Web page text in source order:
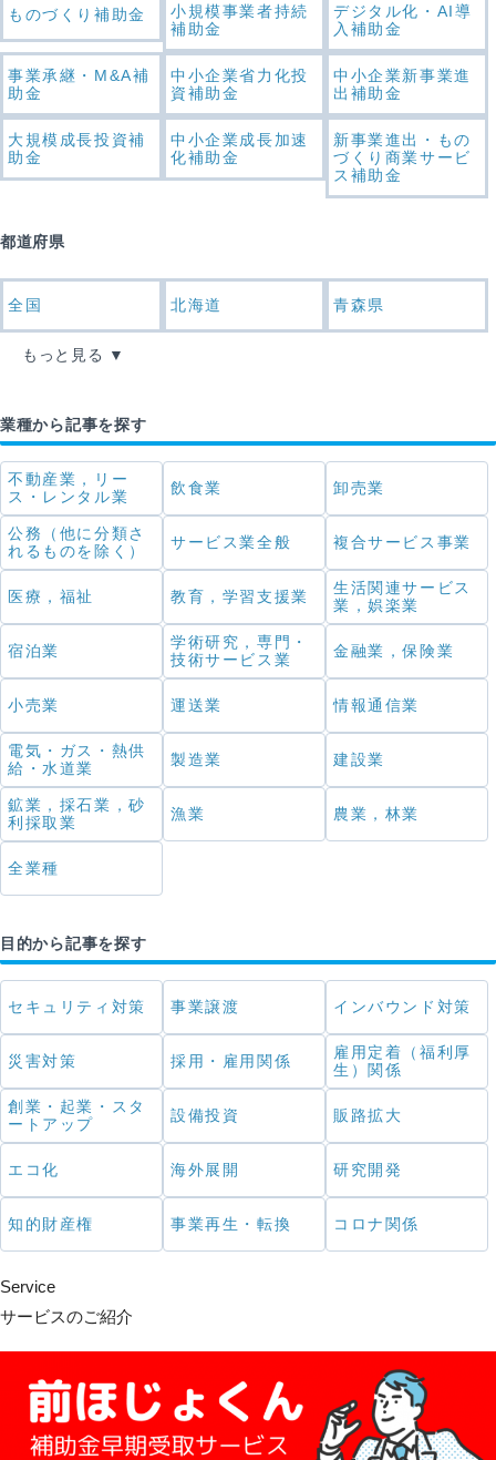
ものづくり補助金
小規模事業者持続
補助金
デジタル化・AI導
入補助金
事業承継・M&A補
助金
中小企業省力化投
資補助金
中小企業新事業進
出補助金
大規模成長投資補
助金
中小企業成長加速
化補助金
新事業進出・もの
づくり商業サービ
ス補助金
都道府県
全国 北海道 青森県
もっと見る
業種から記事を探す
不動産業，リー
ス・レンタル業
飲食業 卸売業
公務（他に分類さ
れるものを除く）
サービス業全般 複合サービス事業
医療，福祉 教育，学習支援業
生活関連サービス
業，娯楽業
宿泊業
学術研究，専門・
技術サービス業
金融業，保険業
小売業 運送業 情報通信業
電気・ガス・熱供
給・水道業
製造業 建設業
鉱業，採石業，砂
利採取業
漁業 農業，林業
全業種
目的から記事を探す
セキュリティ対策 事業譲渡 インバウンド対策
災害対策 採用・雇用関係
雇用定着（福利厚
生）関係
創業・起業・スタ
ートアップ
設備投資 販路拡大
エコ化 海外展開 研究開発
知的財産権 事業再生・転換 コロナ関係
Service
サービスのご紹介